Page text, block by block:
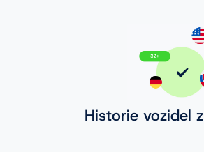
Historie vozidel z